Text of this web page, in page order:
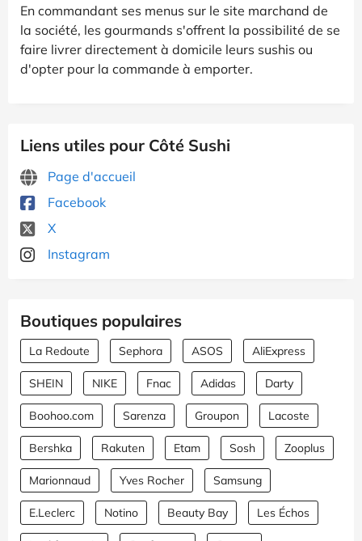
En commandant ses menus sur le site marchand de
la société, les gourmands s'offrent la possibilité de se
faire livrer directement à domicile leurs sushis ou
d'opter pour la commande à emporter.
Liens utiles pour Côté Sushi
Page d'accueil
Facebook
X
Instagram
Boutiques populaires
La Redoute Sephora ASOS AliExpress
SHEIN NIKE Fnac Adidas Darty
Boohoo.com Sarenza Groupon Lacoste
Bershka Rakuten Etam Sosh Zooplus
Marionnaud Yves Rocher Samsung
E.Leclerc Notino Beauty Bay Les Échos